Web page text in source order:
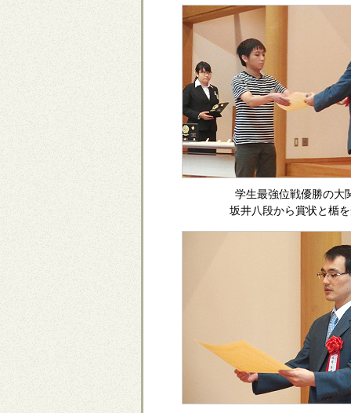
学生最強位戦優勝の大
坂井八段から賞状と楯